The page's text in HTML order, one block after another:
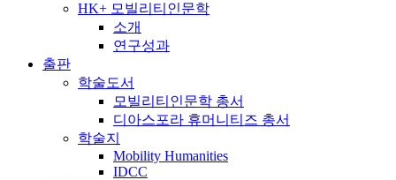
HK+ 모빌리티인문학
소개
연구성과
출판
학술도서
모빌리티인문학 총서
디아스포라 휴머니티즈 총서
학술지
Mobility Humanities
IDCC